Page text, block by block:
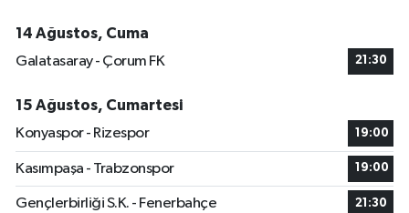
14 Ağustos, Cuma
Galatasaray - Çorum FK
21:30
15 Ağustos, Cumartesi
Konyaspor - Rizespor
19:00
Kasımpaşa - Trabzonspor 19:00
Gençlerbirliği S.K. - Fenerbahçe 21:30